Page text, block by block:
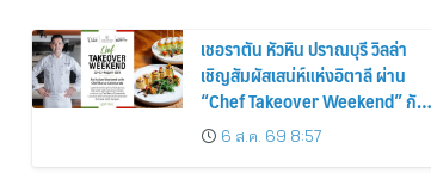
เชอราตัน หัวหิน ปราณบุรี วิลล่า
เชิญสัมผัสเสน่ห์แห่งอิตาลี ผ่าน
“Chef Takeover Weekend” กับ
เชฟมาร์โค คัมมาราตา
6 ส.ค. 69 8:57